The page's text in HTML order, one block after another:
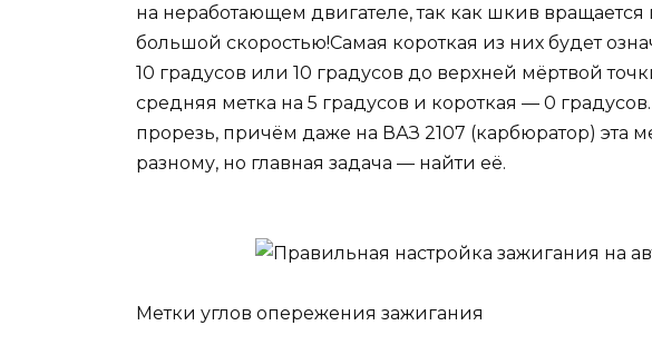
на неработающем двигателе, так как шкив
большой скоростью!Самая короткая из них будет
10 градусов или 10 градусов до верхней мёртвой
средняя метка на 5 градусов и короткая — 0
прорезь, причём даже на ВАЗ 2107 (карбюратор) эта
разному, но главная задача — найти её.
Метки углов опережения зажигания